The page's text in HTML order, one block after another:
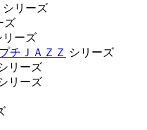
シリーズ
ズ
リーズ
チＪＡＺＺ シリーズ
リーズ
リーズ